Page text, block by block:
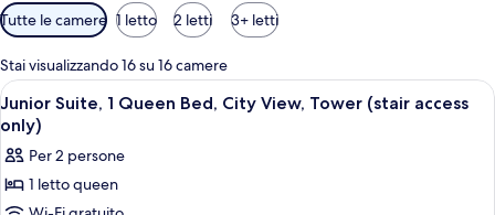
o
r
Filtri
disponibili
per
le
camere
Tutte le camere 1 letto 2 letti 3+ letti
Stai visualizzando 16 su 16 camere
Apri
tutte
le
foto
per
Una camera da letto con un letto,
15
Junior Suite, 1 Queen Bed, City View, Tower (stair access
only)
Per 2 persone
1 letto queen